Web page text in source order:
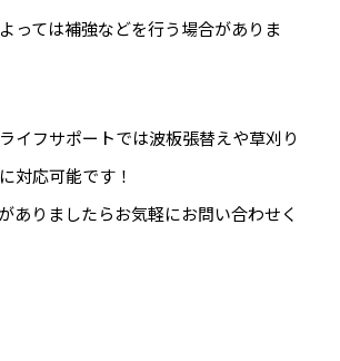
っては補強などを行う場合がありま
イフサポートでは波板張替えや草刈り
対応可能です！
ありましたらお気軽にお問い合わせく